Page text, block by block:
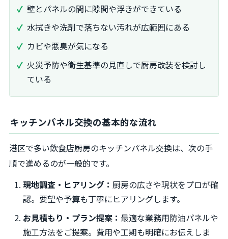
壁とパネルの間に隙間や浮きができている
水拭きや洗剤で落ちない汚れが広範囲にある
カビや悪臭が気になる
火災予防や衛生基準の見直しで厨房改装を検討し
ている
キッチンパネル交換の基本的な流れ
港区で多い飲食店厨房のキッチンパネル交換は、次の手
順で進めるのが一般的です。
現地調査・ヒアリング：厨房の広さや現状をプロが確
認。要望や予算も丁寧にヒアリングします。
お見積もり・プラン提案：最適な業務用防油パネルや
施工方法をご提案。費用や工期も明確にお伝えしま